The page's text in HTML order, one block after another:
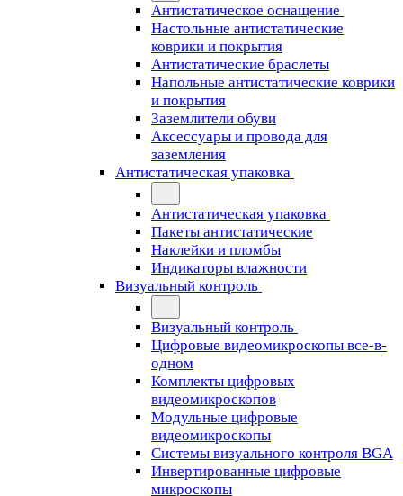
Антистатическое оснащение
Настольные антистатические
коврики и покрытия
Антистатические браслеты
Напольные антистатические коврики
и покрытия
Заземлители обуви
Аксессуары и провода для
заземления
Антистатическая упаковка
Антистатическая упаковка
Пакеты антистатические
Наклейки и пломбы
Индикаторы влажности
Визуальный контроль
Визуальный контроль
Цифровые видеомикроскопы все-в-
одном
Комплекты цифровых
видеомикроскопов
Модульные цифровые
видеомикроскопы
Cистемы визуального контроля BGA
Инвертированные цифровые
микроскопы